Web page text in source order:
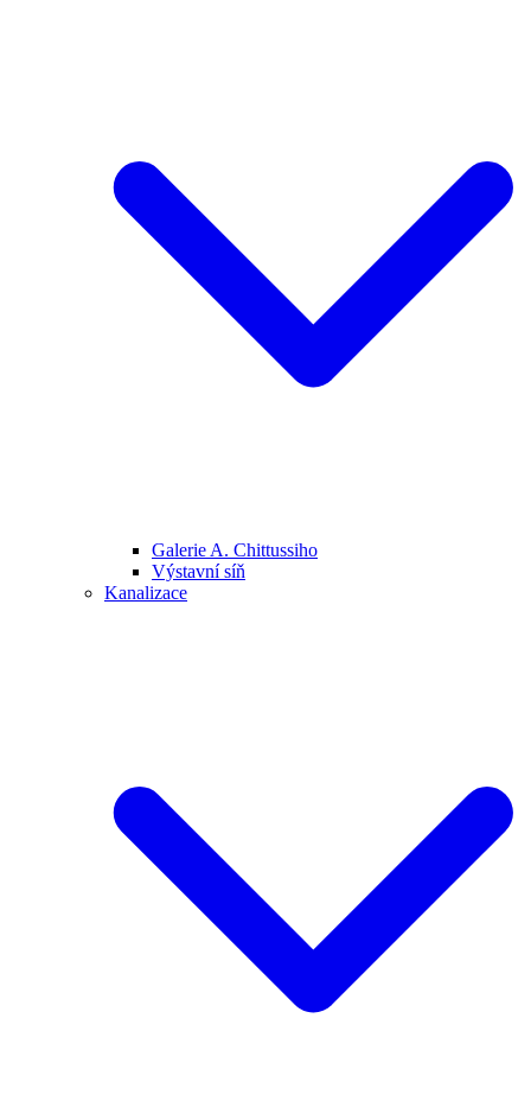
Galerie A. Chittussiho
Výstavní síň
Kanalizace